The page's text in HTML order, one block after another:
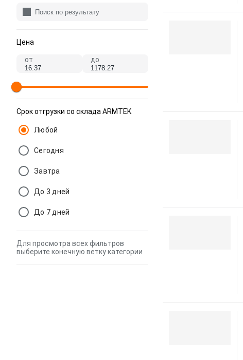
Цена
от до
Срок отгрузки со склада ARMTEK
Любой
Сегодня
Завтра
До 3 дней
До 7 дней
Для просмотра всех фильтров
выберите конечную ветку категории